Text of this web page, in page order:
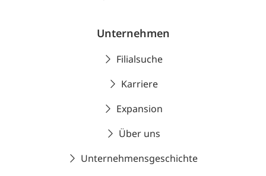
Unternehmen
Filialsuche
Karriere
Expansion
Über uns
Unternehmensgeschichte